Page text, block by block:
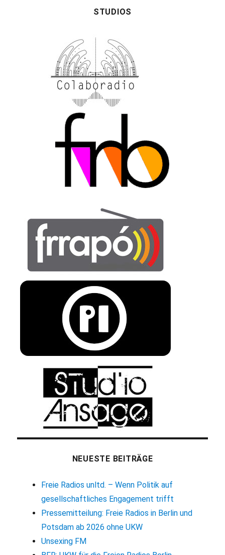
STUDIOS
NEUESTE BEITRÄGE
Freie Radios unltd. – Wenn Politik auf
gesellschaftliches Engagement trifft
Pressemitteilung: Freie Radios in Berlin und
Potsdam ab 2026 ohne UKW
Unsexing FM